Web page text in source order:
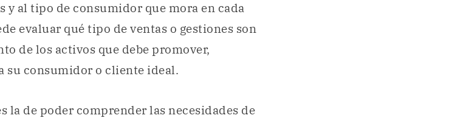
y al tipo de consumidor que mora en cada
evaluar qué tipo de ventas o gestiones son
de los activos que debe promover,
su consumidor o cliente ideal.
la de poder comprender las necesidades de